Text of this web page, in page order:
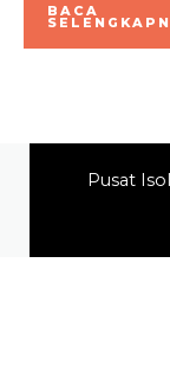
BACA
Pusat